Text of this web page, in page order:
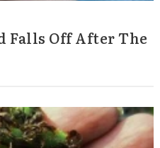
Falls Off After The